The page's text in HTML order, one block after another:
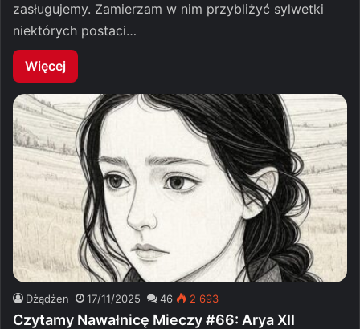
zasługujemy. Zamierzam w nim przybliżyć sylwetki
niektórych postaci…
Więcej
Dżądżen 17/11/2025 46 2 693
Czytamy Nawałnicę Mieczy #66: Arya XII